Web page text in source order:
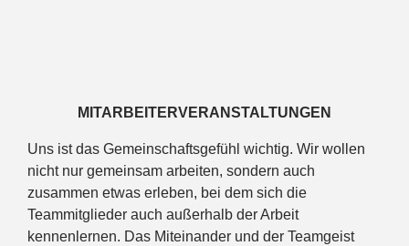
MITARBEITERVERANSTALTUNGEN
Uns ist das Gemeinschaftsgefühl wichtig. Wir wollen
nicht nur gemeinsam arbeiten, sondern auch
zusammen etwas erleben, bei dem sich die
Teammitglieder auch außerhalb der Arbeit
kennenlernen. Das Miteinander und der Teamgeist